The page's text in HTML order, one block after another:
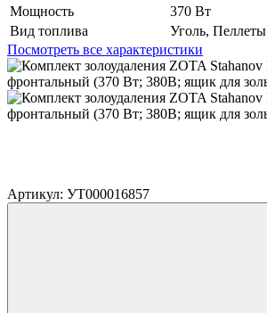
Мощность
370 Вт
Вид топлива
Уголь, Пеллеты
Посмотреть все характеристики
Артикул: УТ000016857